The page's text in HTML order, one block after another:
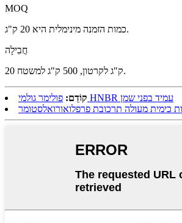
MOQ
כמות הזמנה מינימלית היא 20 ק"ג.
חֲבִילָה
20 ק"ג לקרטון, 500 ק"ג למשטח.
קוֹדֵם:
פולימר גולמי HNBR עמיד בפני שמן
כימית מעולה תרכובת פרפלואורואלסטומר